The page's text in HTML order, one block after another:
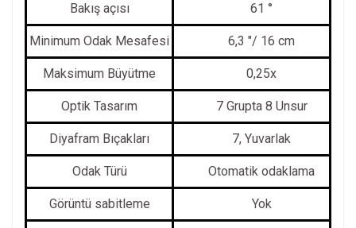
Bakış açısı 61 °
Minimum Odak Mesafesi 6,3 "/ 16 cm
Maksimum Büyütme 0,25x
Optik Tasarım 7 Grupta 8 Unsur
Diyafram Bıçakları 7, Yuvarlak
Odak Türü Otomatik odaklama
Görüntü sabitleme Yok